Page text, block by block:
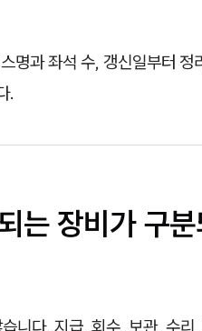
명과 좌석 수, 갱신일부터 정
.
는 장비가 구
니다. 지급, 회수, 보관, 수리